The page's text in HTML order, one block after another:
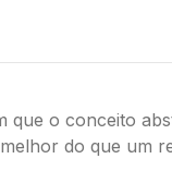
o conceito
do que um